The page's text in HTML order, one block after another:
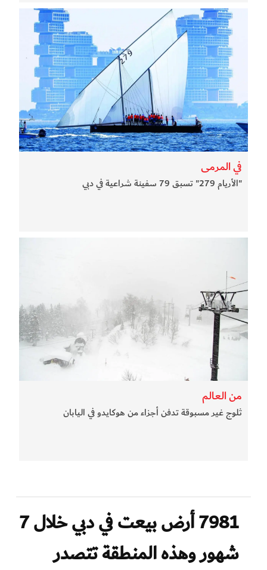
في المرمى
"الأريام 279" تسبق 79 سفينة شراعية في دبي
من العالم
ثلوج غير مسبوقة تدفن أجزاء من هوكايدو في اليابان
7981 أرض بيعت في دبي خلال 7
شهور وهذه المنطقة تتصدر